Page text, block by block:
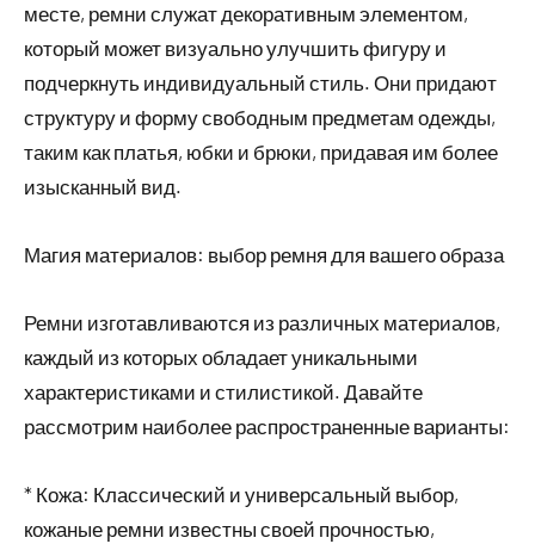
месте, ремни служат декоративным элементом,
который может визуально улучшить фигуру и
подчеркнуть индивидуальный стиль. Они придают
структуру и форму свободным предметам одежды,
таким как платья, юбки и брюки, придавая им более
изысканный вид.
Магия материалов: выбор ремня для вашего образа
Ремни изготавливаются из различных материалов,
каждый из которых обладает уникальными
характеристиками и стилистикой. Давайте
рассмотрим наиболее распространенные варианты:
* Кожа: Классический и универсальный выбор,
кожаные ремни известны своей прочностью,